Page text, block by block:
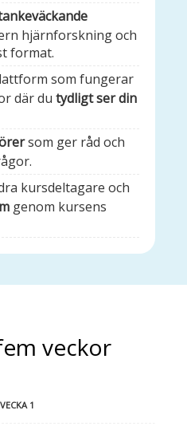
hjärnforskning och
format.
som fungerar
där du tydligt ser din
som ger råd och
kursdeltagare och
genom kursens
veckor
VECKA 1